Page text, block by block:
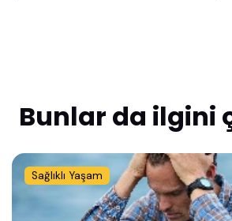
Bunlar da ilgini
Sağlıklı Yaşam